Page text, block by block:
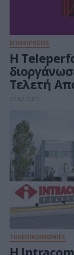
ΕΠΙΧΕΙΡΗΣΕΙΣ
H
Τελετή
Grand Prix
22.02.2021
ΤΗΛΕΠΙΚΟΙΝΩΝΙΕΣ